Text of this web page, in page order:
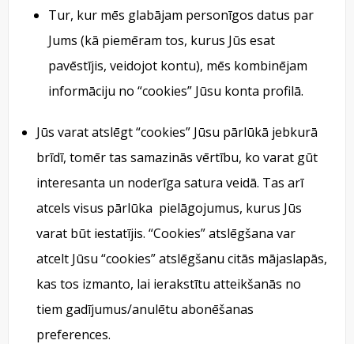
Tur, kur mēs glabājam personīgos datus par
Jums (kā piemēram tos, kurus Jūs esat
pavēstījis, veidojot kontu), mēs kombinējam
informāciju no “cookies” Jūsu konta profilā.
Jūs varat atslēgt “cookies” Jūsu pārlūkā jebkurā
brīdī, tomēr tas samazinās vērtību, ko varat gūt
interesanta un noderīga satura veidā. Tas arī
atcels visus pārlūka pielāgojumus, kurus Jūs
varat būt iestatījis. “Cookies” atslēgšana var
atcelt Jūsu “cookies” atslēgšanu citās mājaslapās,
kas tos izmanto, lai ierakstītu atteikšanās no
tiem gadījumus/anulētu abonēšanas
preferences.